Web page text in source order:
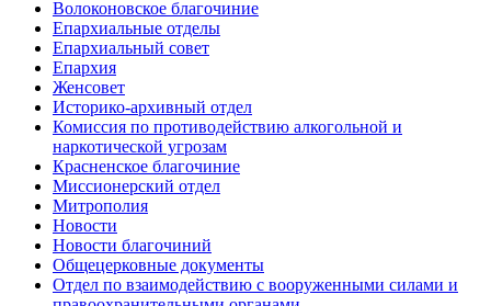
Волоконовское благочиние
Епархиальные отделы
Епархиальный совет
Епархия
Женсовет
Историко-архивный отдел
Комиссия по противодействию алкогольной и
наркотической угрозам
Красненское благочиние
Миссионерский отдел
Митрополия
Новости
Новости благочиний
Общецерковные документы
Отдел по взаимодействию с вооруженными силами и